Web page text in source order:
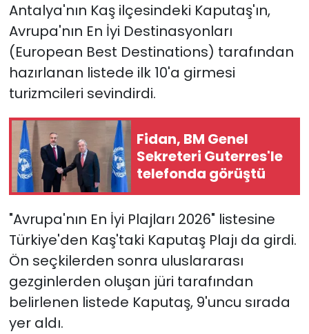
Antalya'nın Kaş ilçesindeki Kaputaş'ın,
Avrupa'nın En İyi Destinasyonları
(European Best Destinations) tarafından
hazırlanan listede ilk 10'a girmesi
turizmcileri sevindirdi.
Fidan, BM Genel
Sekreteri Guterres'le
telefonda görüştü
"Avrupa'nın En İyi Plajları 2026" listesine
Türkiye'den Kaş'taki Kaputaş Plajı da girdi.
Ön seçkilerden sonra uluslararası
gezginlerden oluşan jüri tarafından
belirlenen listede Kaputaş, 9'uncu sırada
yer aldı.
Politika
SAĞLIK
Spor
Teknoloji
TÜRKiYE
Video Galeri
YAŞAM
Yazarlar